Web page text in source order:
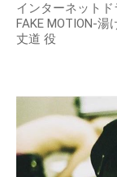
インターネットド
FAKE MOTION-
丈道 役